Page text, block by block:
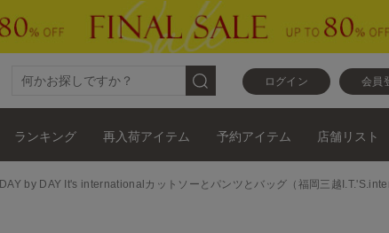
ログイン 会員
ランキング 再入荷アイテム 予約アイテム 店舗リスト
DAY by DAY It's internationalカットソーとパンツとバッグ（福岡三越